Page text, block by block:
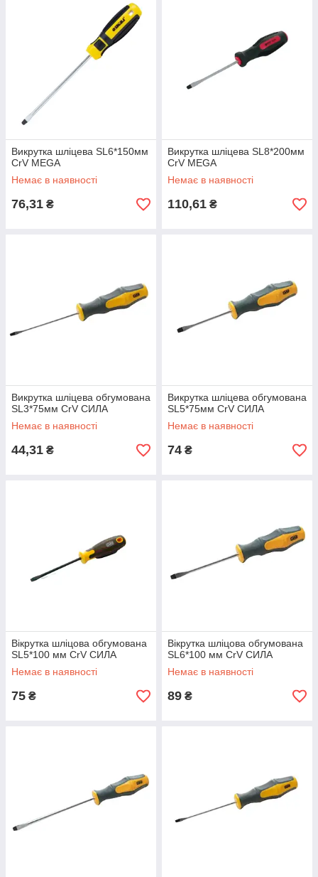
Викрутка шліцева SL6*150мм
CrV MEGA
Немає в наявності
76,31 ₴
Викрутка шліцева SL8*200мм
CrV MEGA
Немає в наявності
110,61 ₴
Викрутка шліцева обгумована
SL3*75мм CrV СИЛА
Немає в наявності
44,31 ₴
Викрутка шліцева обгумована
SL5*75мм CrV СИЛА
Немає в наявності
74 ₴
Вікрутка шліцова обгумована
SL5*100 мм CrV СИЛА
Немає в наявності
75 ₴
Вікрутка шліцова обгумована
SL6*100 мм CrV СИЛА
Немає в наявності
89 ₴